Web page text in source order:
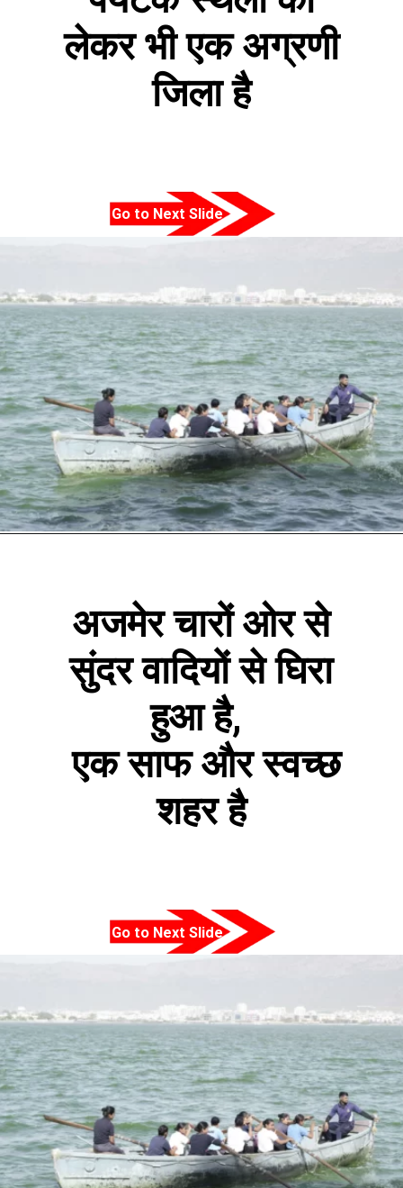
लेकर भी एक अग्रणी
जिला है
Go to Next Slide
अजमेर चारों ओर से
सुंदर वादियों से घिरा
हुआ है,
एक साफ और स्वच्छ
शहर है
Go to Next Slide